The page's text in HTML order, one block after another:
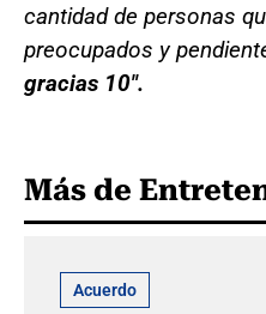
cantidad de personas
preocupados y
gracias 10".
Más de
Acuerdo